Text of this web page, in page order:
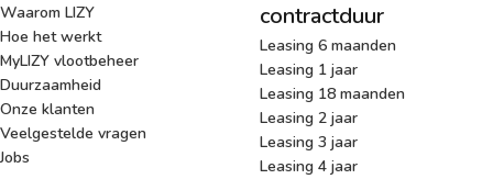
Waarom LIZY
Hoe het werkt
MyLIZY vlootbeheer
Duurzaamheid
Onze klanten
Veelgestelde vragen
Jobs
contractduur
Leasing 6 maanden
Leasing 1 jaar
Leasing 18 maanden
Leasing 2 jaar
Leasing 3 jaar
Leasing 4 jaar